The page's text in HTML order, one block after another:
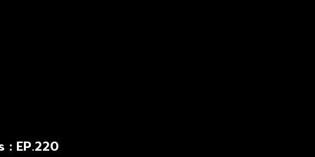
: EP.220